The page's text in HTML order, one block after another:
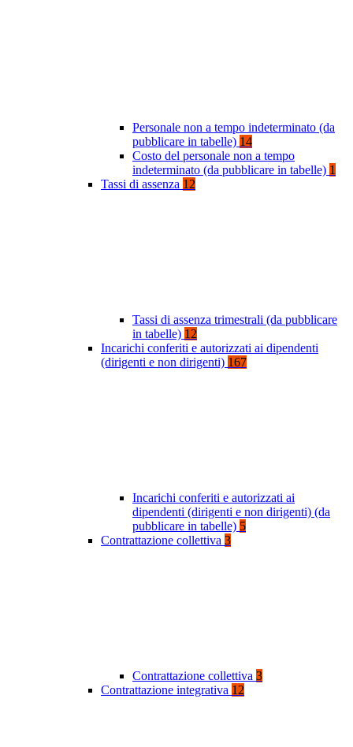
Personale non a tempo indeterminato (da
pubblicare in tabelle) 14
Costo del personale non a tempo
indeterminato (da pubblicare in tabelle) 1
Tassi di assenza 12
Tassi di assenza trimestrali (da pubblicare
in tabelle) 12
Incarichi conferiti e autorizzati ai dipendenti
(dirigenti e non dirigenti) 167
Incarichi conferiti e autorizzati ai
dipendenti (dirigenti e non dirigenti) (da
pubblicare in tabelle) 5
Contrattazione collettiva 3
Contrattazione collettiva 3
Contrattazione integrativa 12